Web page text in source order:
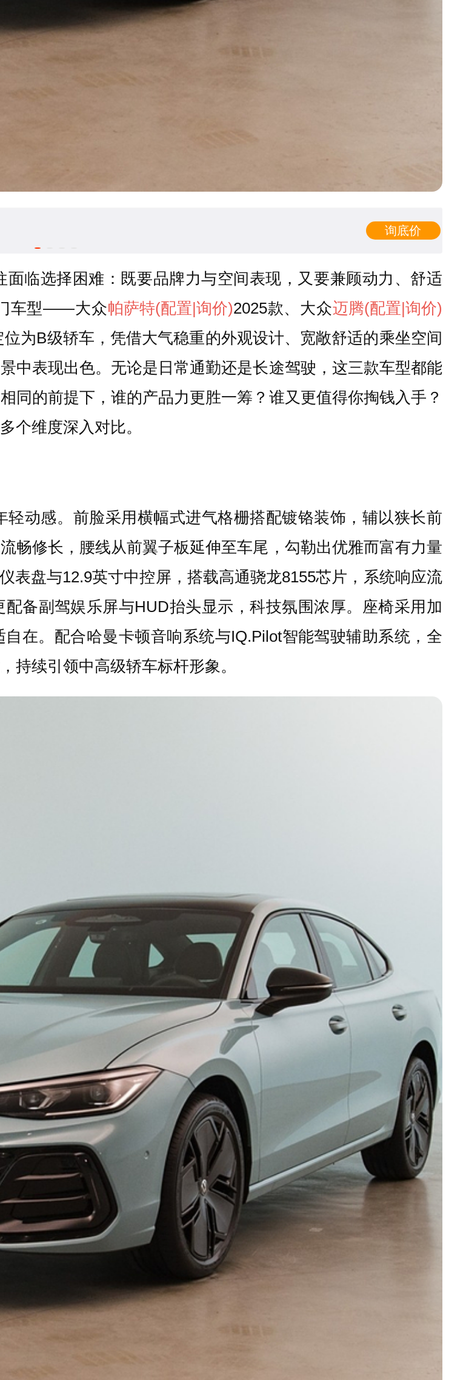
询底价
临选择困难：既要品牌力与空间表现，又要兼顾动力、舒适
车型——大众帕萨特(配置|询价)2025款、大众迈腾(配置|询价)
位为B级轿车，凭借大气稳重的外观设计、宽敞舒适的乘坐空间
中表现出色。无论是日常通勤还是长途驾驶，这三款车型都能
同的前提下，谁的产品力更胜一筹？谁又更值得你掏钱入手？
个维度深入对比。
动感。前脸采用横幅式进气格栅搭配镀铬装饰，辅以狭长前
畅修长，腰线从前翼子板延伸至车尾，勾勒出优雅而富有力量
表盘与12.9英寸中控屏，搭载高通骁龙8155芯片，系统响应流
备副驾娱乐屏与HUD抬头显示，科技氛围浓厚。座椅采用加
在。配合哈曼卡顿音响系统与IQ.Pilot智能驾驶辅助系统，全
持续引领中高级轿车标杆形象。